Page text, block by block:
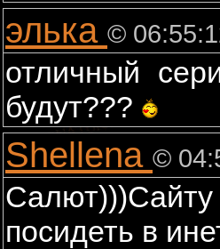
элька ©
отличный
будут???
Shellena ©
посидеть в